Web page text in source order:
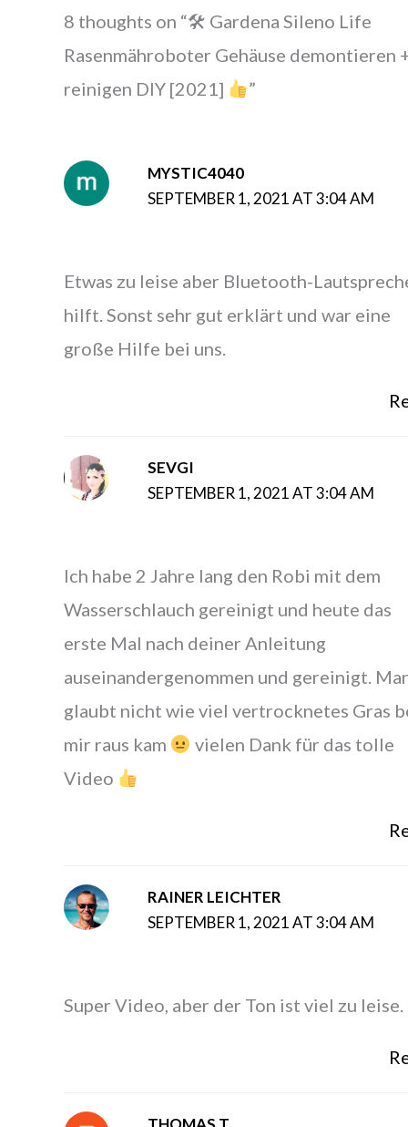
8 thoughts on “🛠 Gardena Sileno Life
Rasenmähroboter Gehäuse demontieren
reinigen DIY [2021]
”
MYSTIC4040
SEPTEMBER 1, 2021 AT 3:04 AM
Etwas zu leise aber Bluetooth-
hilft. Sonst sehr gut erklärt und war eine
große Hilfe bei uns.
SEVGI
SEPTEMBER 1, 2021 AT 3:04 AM
Ich habe 2 Jahre lang den Robi mit dem
Wasserschlauch gereinigt und heute das
erste Mal nach deiner Anleitung
auseinandergenommen und gereinigt.
glaubt nicht wie viel vertrocknetes Gras
mir raus kam
vielen Dank für das tolle
Video
RAINER LEICHTER
SEPTEMBER 1, 2021 AT 3:04 AM
Super Video, aber der Ton ist viel zu leise.